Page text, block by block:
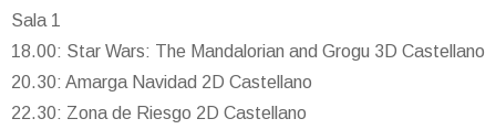
Sala 1
18.00: Star Wars: The Mandalorian and Grogu 3D Castellano
20.30: Amarga Navidad 2D Castellano
22.30: Zona de Riesgo 2D Castellano